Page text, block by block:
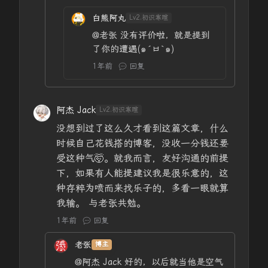
白熊阿丸 Lv2.初识寒暄
@老张 没有评价啦，就是提到
了你的遭遇(๑´ㅂ`๑)
1年前 回复
阿杰 Jack Lv2.初识寒暄
没想到过了这么久才看到这篇文章，什么
时候自己花钱搭的博客，没收一分钱还要
受这种气🤯。就我而言，友好沟通的前提
下，如果有人能提建议我是很乐意的，这
种存粹为喷而来找乐子的，多看一眼就算
我输。 与老张共勉。
1年前 回复
老张 博主
@阿杰 Jack 好的，以后就当他是空气